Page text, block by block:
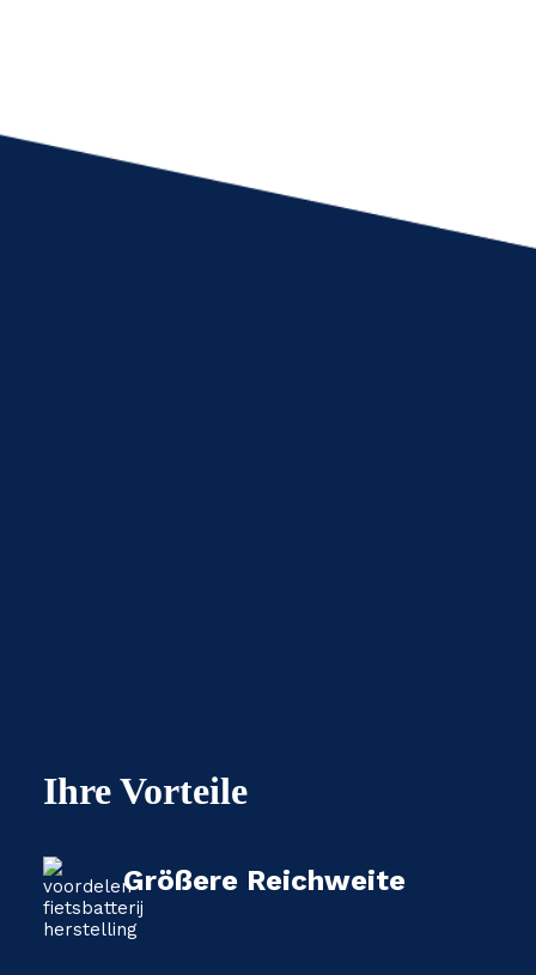
Ihre Vorteile
Größere Reichweite